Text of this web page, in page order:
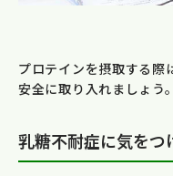
プロテインを摂取する際
安全に取り入れましょう。
乳糖不耐症に気をつ